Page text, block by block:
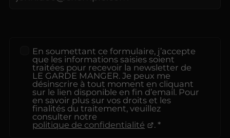
En soumettant ce formulaire, j’accepte
que les informations saisies soient
traitées pour recevoir la newsletter de
LE GARDE MANGER. Je peux me
désinscrire à tout moment en cliquant
sur le lien disponible en fin d’email. Pour
en savoir plus sur vos droits et les
finalités du traitement, veuillez
consulter notre
politique de confidentialité
. *